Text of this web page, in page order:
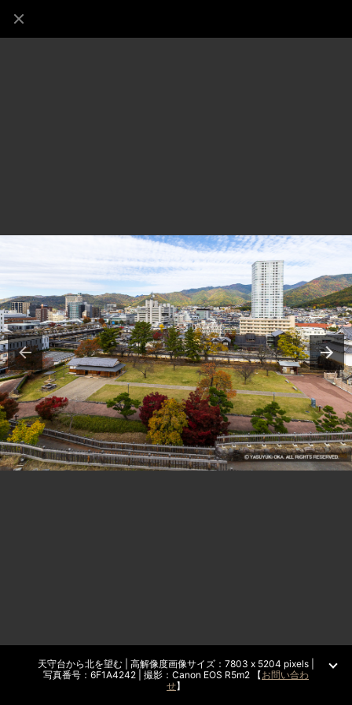
天守台から北を望む | 高解像度画像サイズ：7803 x 5204 pixels |
写真番号：6F1A4242 | 撮影：Canon EOS R5m2 【お問い合わ
せ】